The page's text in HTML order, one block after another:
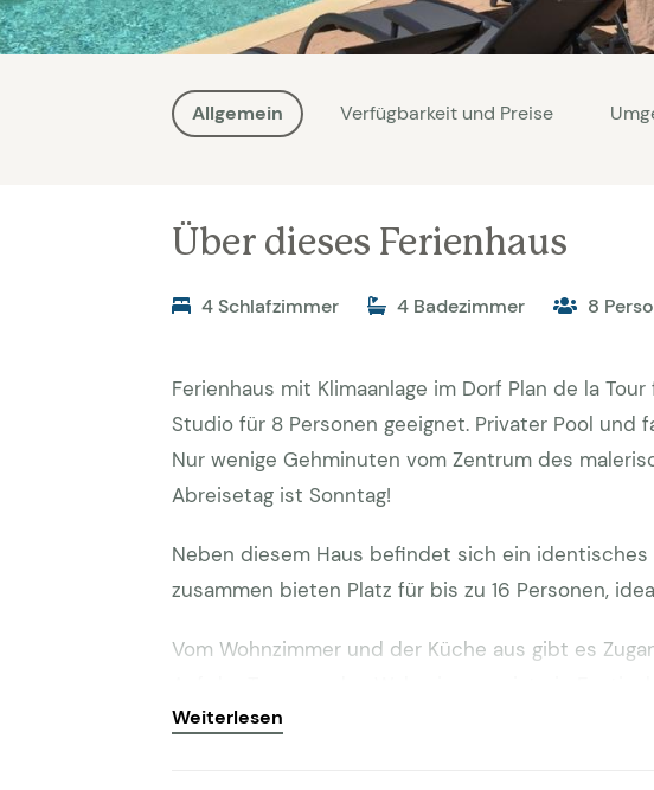
Allgemein Verfügbarkeit und Preise
Über dieses Ferienhaus
4 Schlafzimmer 4 Badezimmer 8
Ferienhaus mit Klimaanlage im Dorf Plan de la
Studio für 8 Personen geeignet. Privater Pool
Nur wenige Gehminuten vom Zentrum des
Abreisetag ist Sonntag!
Neben diesem Haus befindet sich ein identisches
zusammen bieten Platz für bis zu 16 Personen,
Vom Wohnzimmer und der Küche aus gibt es
Pool hat die Abmessungen von 8 x 4 m. Der
Weiterlesen